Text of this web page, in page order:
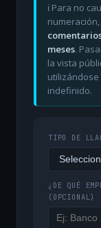
ℹ️ Para no
meses.
la vista
indefinido.
TIPO DE
¿DE QUÉ
(OPCIONAL)